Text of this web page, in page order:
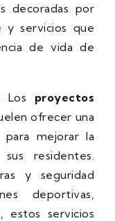
decoradas por
y servicios que
de vida de
Los proyectos
ofrecer una
para mejorar la
residentes.
y seguridad
deportivas,
estos servicios